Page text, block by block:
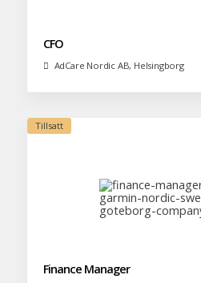
CFO
AdCare Nordic AB, Helsingborg
Finance Manager